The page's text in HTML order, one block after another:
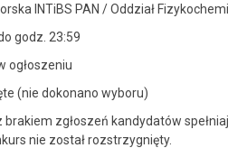
INTiBS PAN / Oddział
godz. 23:59
ogłoszeniu
(nie dokonano wyboru)
brakiem zgłoszeń kandydatów
nie został rozstrzygnięty.